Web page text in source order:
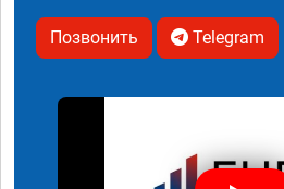
Позвонить Telegram